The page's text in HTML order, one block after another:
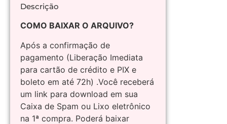
Descrição
COMO BAIXAR O ARQUIVO?
Após a confirmação de
pagamento (Liberação Imediata
para cartão de crédito e PIX e
boleto em até 72h) .Você receberá
um link para download em sua
Caixa de Spam ou Lixo eletrônico
na 1ª compra. Poderá baixar